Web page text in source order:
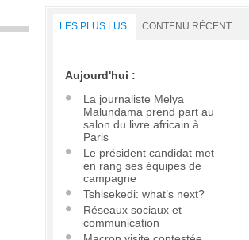
LES PLUS LUS CONTENU RÉCENT
Aujourd'hui :
La journaliste Melya
Malundama prend part au
salon du livre africain à
Paris
Le président candidat met
en rang ses équipes de
campagne
Tshisekedi: what’s next?
Réseaux sociaux et
communication